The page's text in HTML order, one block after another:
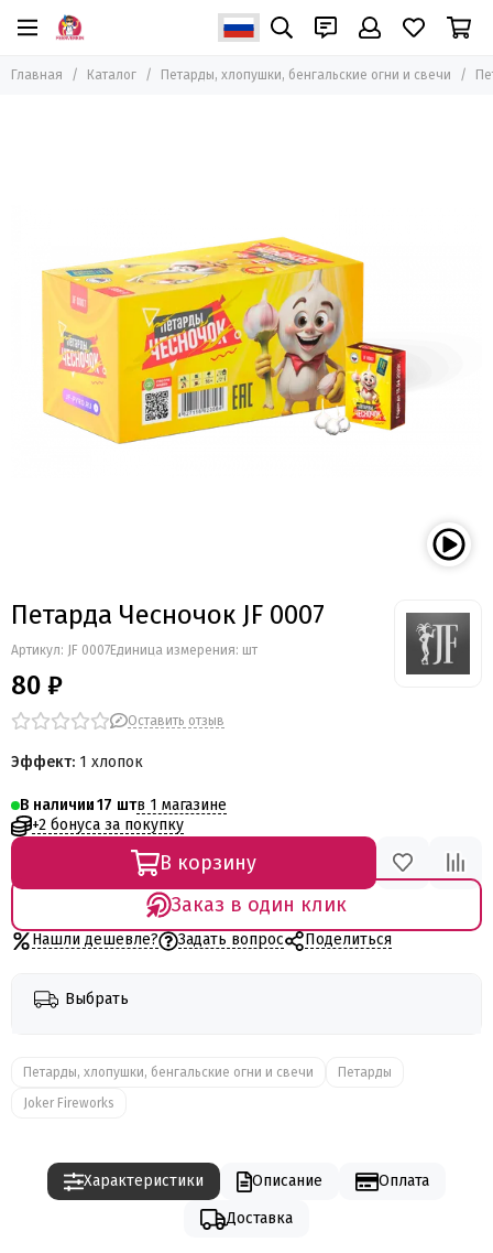
Петарды, хлопушки, бенгальские огни и свечи
Главная Каталог Петарды, хлопушки, бенгальские огни и свечи
Петарда Чесночок JF 0007
Артикул: JF 0007Единица измерения: шт
80 ₽
Оставить отзыв
Эффект: 1 хлопок
В наличии17
в 1 магазине
+2 бонуса за покупку
В корзину
Заказ в один клик
Нашли дешевле? Задать вопрос Поделиться
Выбрать
Петарды, хлопушки, бенгальские огни и свечи
Петарды
Joker Fireworks
Характеристики Описание
Оплата
Доставка